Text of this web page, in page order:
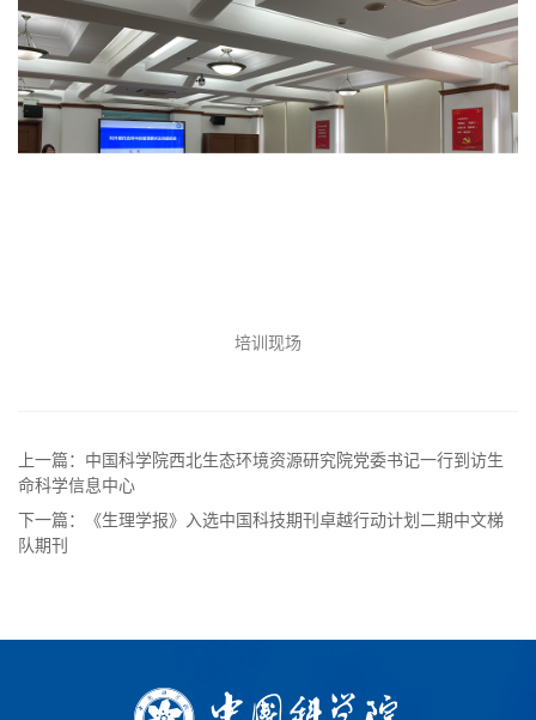
培训现场
上一篇：中国科学院西北生态环境资源研究院党委书记一行到访生
命科学信息中心
下一篇：《生理学报》入选中国科技期刊卓越行动计划二期中文梯
队期刊